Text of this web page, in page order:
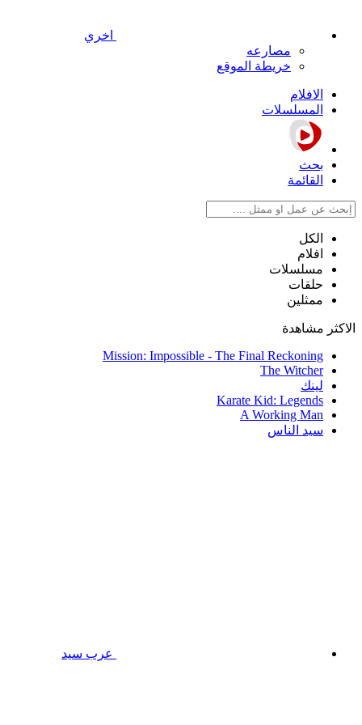
اخري
مصارعه
خريطة الموقع
الافلام
المسلسلات
بحث
القائمة
الكل
افلام
مسلسلات
حلقات
ممثلين
الاكثر مشاهدة
Mission: Impossible - The Final Reckoning
The Witcher
لينك
Karate Kid: Legends
A Working Man
سيد الناس
عرب سيد